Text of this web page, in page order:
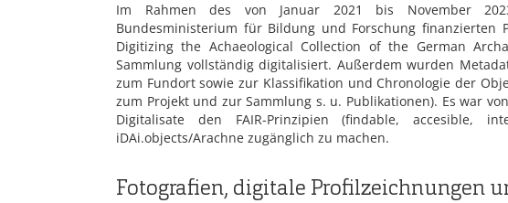
Im Rahmen des von Januar 2021 bis November
Bundesministerium für Bildung und Forschung finanzierten
Digitizing the Achaeological Collection of the German
Sammlung vollständig digitalisiert. Außerdem wurden
zum Fundort sowie zur Klassifikation und Chronologie der
zum Projekt und zur Sammlung s. u. Publikationen). Es war
Digitalisate den FAIR-Prinzipien (findable, accesible,
iDAi.objects/Arachne zugänglich zu machen.
Fotografien, digitale Profilzeichnungen